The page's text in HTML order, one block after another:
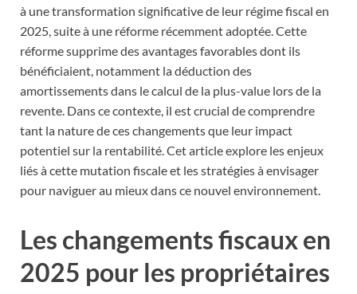
à une transformation significative de leur régime fiscal en
2025, suite à une réforme récemment adoptée. Cette
réforme supprime des avantages favorables dont ils
bénéficiaient, notamment la déduction des
amortissements dans le calcul de la plus-value lors de la
revente. Dans ce contexte, il est crucial de comprendre
tant la nature de ces changements que leur impact
potentiel sur la rentabilité. Cet article explore les enjeux
liés à cette mutation fiscale et les stratégies à envisager
pour naviguer au mieux dans ce nouvel environnement.
Les changements fiscaux en
2025 pour les propriétaires